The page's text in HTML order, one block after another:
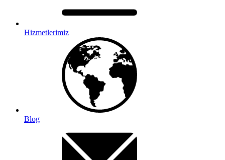
Hizmetlerimiz
Blog